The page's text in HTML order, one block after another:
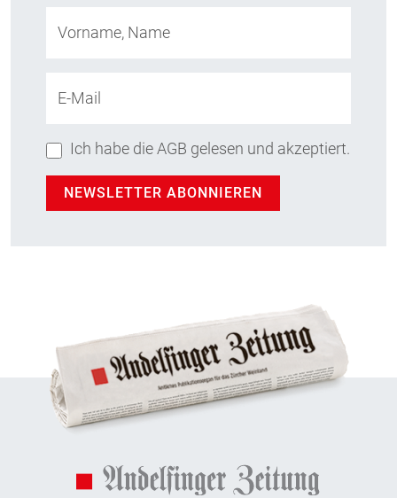
Vorname, Name
E-Mail
Ich habe die AGB gelesen und akzeptiert.
NEWSLETTER ABONNIEREN